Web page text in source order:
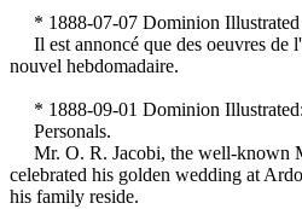
* 1888-07-07 Dominion Illustrated
Il est annoncé que des oeuvres de
nouvel hebdomadaire.
* 1888-09-01 Dominion
Personals.
Mr. O. R. Jacobi, the well-known
celebrated his golden wedding at
his family reside.